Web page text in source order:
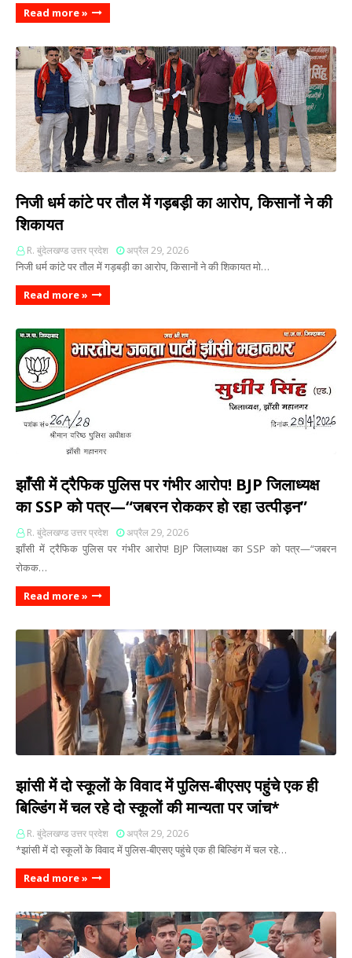
Read more »
निजी धर्म कांटे पर तौल में गड़बड़ी का आरोप, किसानों ने की
शिकायत
R. बुंदेलखण्ड उत्तर प्रदेश अप्रैल 29, 2026
निजी धर्म कांटे पर तौल में गड़बड़ी का आरोप, किसानों ने की शिकायत मो…
Read more »
झाँसी में ट्रैफिक पुलिस पर गंभीर आरोप! BJP जिलाध्यक्ष
का SSP को पत्र—“जबरन रोककर हो रहा उत्पीड़न”
R. बुंदेलखण्ड उत्तर प्रदेश अप्रैल 29, 2026
झाँसी में ट्रैफिक पुलिस पर गंभीर आरोप! BJP जिलाध्यक्ष का SSP को पत्र—“जबरन
रोकक…
Read more »
झांसी में दो स्कूलों के विवाद में पुलिस-बीएसए पहुंचे एक ही
बिल्डिंग में चल रहे दो स्कूलों की मान्यता पर जांच*
R. बुंदेलखण्ड उत्तर प्रदेश अप्रैल 29, 2026
*झांसी में दो स्कूलों के विवाद में पुलिस-बीएसए पहुंचे एक ही बिल्डिंग में चल रहे…
Read more »